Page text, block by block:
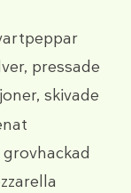
pressade
skivade